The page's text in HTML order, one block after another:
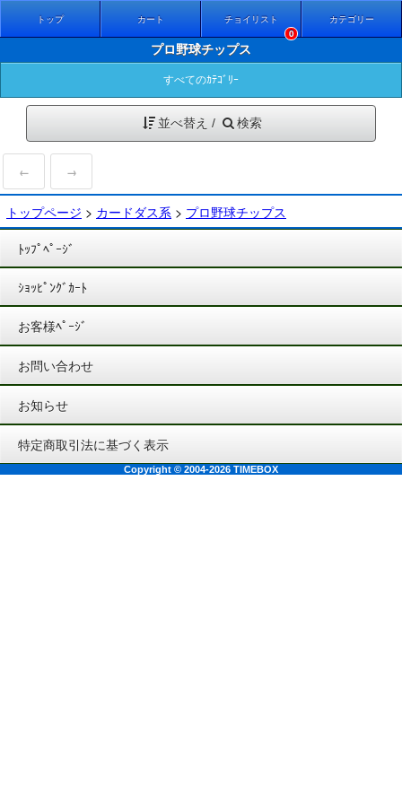
トップ カート
チョイリスト
0
カテゴリー
プロ野球チップス
すべてのｶﾃｺﾞﾘｰ
並べ替え / 検索
← →
トップページ > カードダス系 > プロ野球チップス
ﾄｯﾌﾟﾍﾟｰｼﾞ
ｼｮｯﾋﾟﾝｸﾞｶｰﾄ
お客様ﾍﾟｰｼﾞ
お問い合わせ
お知らせ
特定商取引法に基づく表示
Copyright © 2004-2026 TIMEBOX